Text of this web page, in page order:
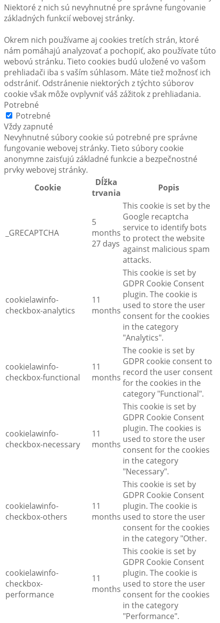
Niektoré z nich sú nevyhnutné pre správne fungovanie
základných funkcií webovej stránky.
Okrem nich používame aj cookies tretích strán, ktoré
nám pomáhajú analyzovať a pochopiť, ako používate túto
webovú stránku. Tieto cookies budú uložené vo vašom
prehliadači iba s vaším súhlasom. Máte tiež možnosť ich
odstrániť. Odstránenie niektorých z týchto súborov
cookie však môže ovplyvniť váš zážitok z prehliadania.
Potrebné
Potrebné
Vždy zapnuté
Nevyhnutné súbory cookie sú potrebné pre správne
fungovanie webovej stránky. Tieto súbory cookie
anonymne zaisťujú základné funkcie a bezpečnostné
prvky webovej stránky.
Cookie
Dĺžka
trvania
Popis
_GRECAPTCHA
5
months
27 days
This cookie is set by the
Google recaptcha
service to identify bots
to protect the website
against malicious spam
attacks.
cookielawinfo-
checkbox-analytics
11
months
This cookie is set by
GDPR Cookie Consent
plugin. The cookie is
used to store the user
consent for the cookies
in the category
"Analytics".
cookielawinfo-
checkbox-functional
11
months
The cookie is set by
GDPR cookie consent to
record the user consent
for the cookies in the
category "Functional".
cookielawinfo-
checkbox-necessary
11
months
This cookie is set by
GDPR Cookie Consent
plugin. The cookies is
used to store the user
consent for the cookies
in the category
"Necessary".
cookielawinfo-
checkbox-others
11
months
This cookie is set by
GDPR Cookie Consent
plugin. The cookie is
used to store the user
consent for the cookies
in the category "Other.
cookielawinfo-
checkbox-
performance
11
months
This cookie is set by
GDPR Cookie Consent
plugin. The cookie is
used to store the user
consent for the cookies
in the category
"Performance".